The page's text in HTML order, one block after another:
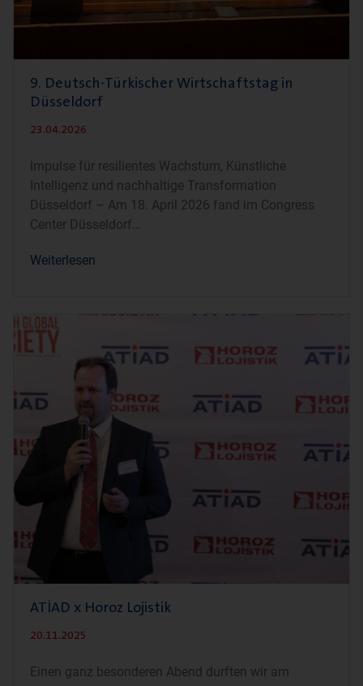
9. Deutsch-Türkischer Wirtschaftstag in
Düsseldorf
23.04.2026
Impulse für resilientes Wachstum, Künstliche
Intelligenz und nachhaltige Transformation
Düsseldorf – Am 18. April 2026 fand im Congress
Center Düsseldorf
Weiterlesen
ATİAD x Horoz Lojistik
20.11.2025
Einen ganz besonderen Abend durften wir am